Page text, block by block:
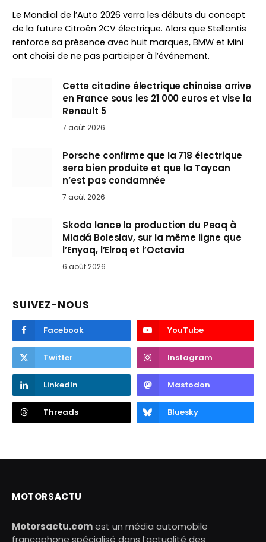
Le Mondial de l’Auto 2026 verra les débuts du concept
de la future Citroën 2CV électrique. Alors que Stellantis
renforce sa présence avec huit marques, BMW et Mini
ont choisi de ne pas participer à l’événement.
Cette citadine électrique chinoise arrive
en France sous les 21 000 euros et vise la
Renault 5
7 août 2026
Porsche confirme que la 718 électrique
sera bien produite et que la Taycan
n’est pas condamnée
7 août 2026
Skoda lance la production du Peaq à
Mladá Boleslav, sur la même ligne que
l’Enyaq, l’Elroq et l’Octavia
6 août 2026
SUIVEZ-NOUS
Facebook YouTube
Twitter Instagram
LinkedIn Mastodon
Threads Bluesky
MOTORSACTU
Motorsactu.comest un média automobile